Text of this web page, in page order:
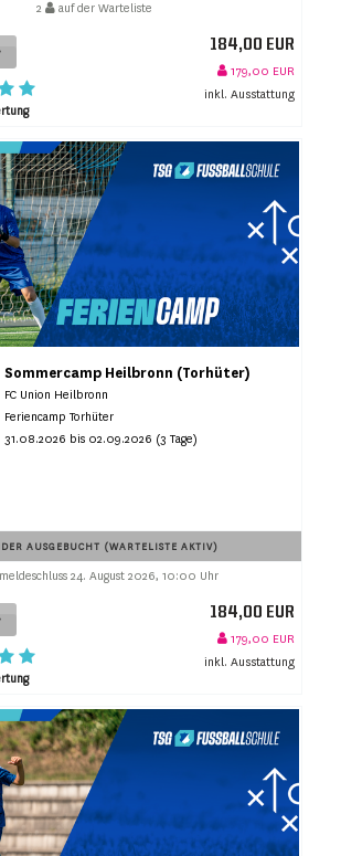
2 auf der Warteliste
184,00 EUR
179,00 EUR
inkl. Ausstattung
Sommercamp Heilbronn (Torhüter)
FC Union Heilbronn
Feriencamp Torhüter
31.08.2026 bis 02.09.2026 (3 Tage)
AUSGEBUCHT (WARTELISTE AKTIV)
24. August 2026, 10:00 Uhr
184,00 EUR
179,00 EUR
inkl. Ausstattung